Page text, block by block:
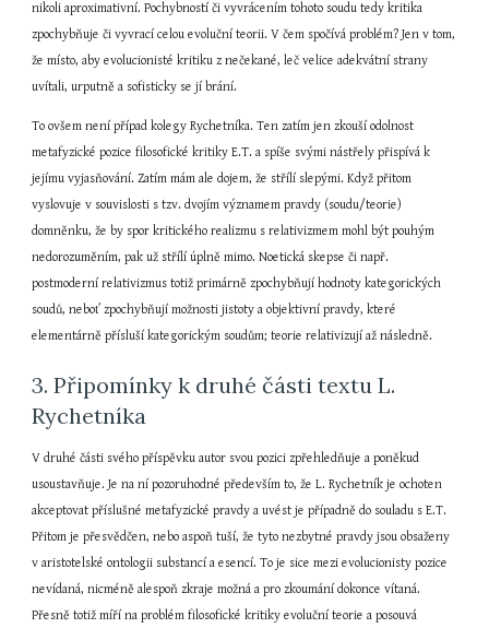
nikoli aproximativní. Pochybností či vyvrácením tohoto soudu tedy kritika
zpochybňuje či vyvrací celou evoluční teorii. V čem spočívá problém? Jen v tom,
že místo, aby evolucionisté kritiku z nečekané, leč velice adekvátní strany
uvítali, urputně a sofisticky se jí brání.
To ovšem není případ kolegy Rychetníka. Ten zatím jen zkouší odolnost
metafyzické pozice filosofické kritiky E.T. a spíše svými nástřely přispívá k
jejímu vyjasňování. Zatím mám ale dojem, že střílí slepými. Když přitom
vyslovuje v souvislosti s tzv. dvojím významem pravdy (soudu/teorie)
domněnku, že by spor kritického realizmu s relativizmem mohl být pouhým
nedorozuměním, pak už střílí úplně mimo. Noetická skepse či např.
postmoderní relativizmus totiž primárně zpochybňují hodnoty kategorických
soudů, neboť zpochybňují možnosti jistoty a objektivní pravdy, které
elementárně přísluší kategorickým soudům; teorie relativizují až následně.
3. Připomínky k druhé části textu L.
Rychetníka
V druhé části svého příspěvku autor svou pozici zpřehledňuje a poněkud
usoustavňuje. Je na ní pozoruhodné především to, že L. Rychetník je ochoten
akceptovat příslušné metafyzické pravdy a uvést je případně do souladu s E.T.
Přitom je přesvědčen, nebo aspoň tuší, že tyto nezbytné pravdy jsou obsaženy
v aristotelské ontologii substancí a esencí. To je sice mezi evolucionisty pozice
nevídaná, nicméně alespoň zkraje možná a pro zkoumání dokonce vítaná.
Přesně totiž míří na problém filosofické kritiky evoluční teorie a posouvá